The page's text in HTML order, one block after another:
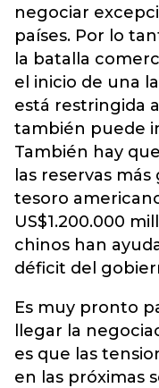
negociar
países. Por lo
la batalla
el inicio de una
está restringida
también puede
También hay
las reservas
tesoro
US$1.200.000
chinos han
déficit del
Es muy pronto
llegar la
es que las
en las próximas